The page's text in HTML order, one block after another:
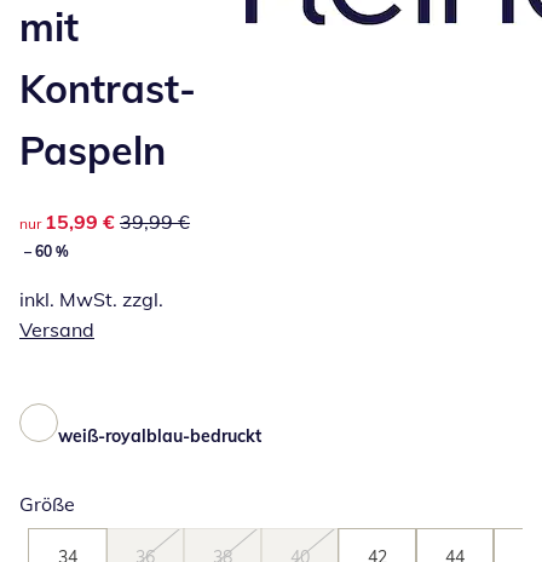
mit
Kontrast-
Paspeln
reduzierter Preis 15,99 €, vorheriger Preis: 39,99 €
nur 15,99 € 39,99 €
– 60 %
inkl. MwSt. zzgl.
Versand
weiß-royalblau-bedruckt
Größe